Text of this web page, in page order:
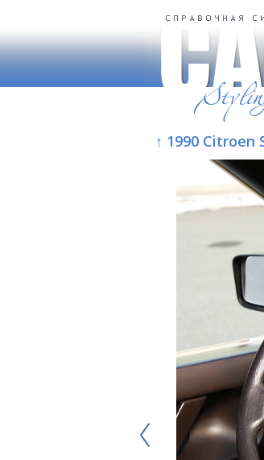
↑ 1990 Citroen